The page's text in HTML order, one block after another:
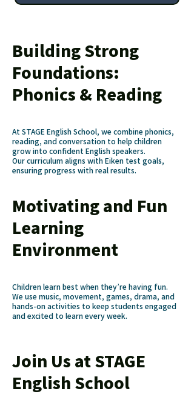
Building Strong
Foundations:
Phonics & Reading
At STAGE English School, we combine phonics,
reading, and conversation to help children
grow into confident English speakers.
Our curriculum aligns with Eiken test goals,
ensuring progress with real results.
Motivating and Fun
Learning
Environment
Children learn best when they’re having fun.
We use music, movement, games, drama, and
hands-on activities to keep students engaged
and excited to learn every week.
Join Us at STAGE
English School